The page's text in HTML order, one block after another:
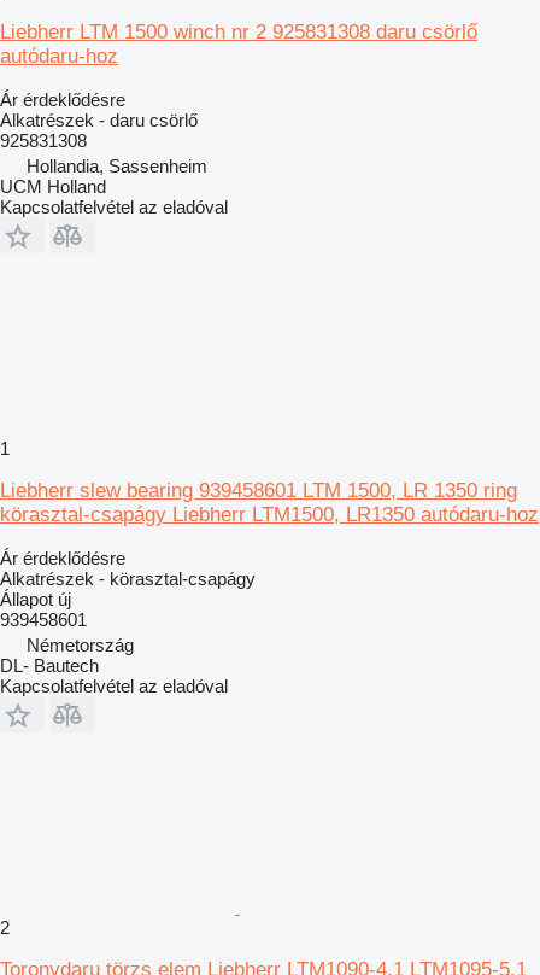
Liebherr LTM 1500 winch nr 2 925831308 daru csörlő
autódaru-hoz
Ár érdeklődésre
Alkatrészek - daru csörlő
925831308
Hollandia, Sassenheim
UCM Holland
Kapcsolatfelvétel az eladóval
1
Liebherr slew bearing 939458601 LTM 1500, LR 1350 ring
körasztal-csapágy Liebherr LTM1500, LR1350 autódaru-hoz
Ár érdeklődésre
Alkatrészek - körasztal-csapágy
Állapot új
939458601
Németország
DL- Bautech
Kapcsolatfelvétel az eladóval
2
Toronydaru törzs elem Liebherr LTM1090-4.1 LTM1095-5.1